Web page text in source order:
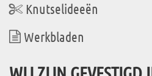
Knutselideeën
Werkbladen